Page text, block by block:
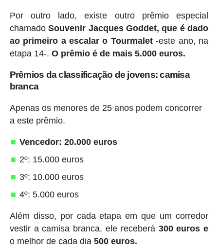
Por outro lado, existe outro prêmio especial
chamadoSouvenir Jacques Goddet, que é dado
ao primeiro a escalar o Tourmalet-este ano, na
etapa 14-. O prêmio é de mais 5.000 euros.
Prêmios da classificação de jovens: camisa
branca
Apenas os menores de 25 anos podem concorrer
a este prêmio.
Vencedor: 20.000 euros
2º: 15.000 euros
3º: 10.000 euros
4º: 5.000 euros
Além disso, por cada etapa em que um corredor
vestir a camisa branca, ele receberá 300 euros e
o melhor de cada dia500 euros.